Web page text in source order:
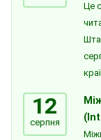
Це
12
серпня